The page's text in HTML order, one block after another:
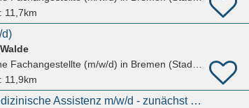
11,7km
d)
Fachangestellte (m/w/d) in Bremen (Stadt), Hastedt
11,9km
Arbeitsmedizinische Assistenz m/w/d - zunächst befristet für zwei Jahre